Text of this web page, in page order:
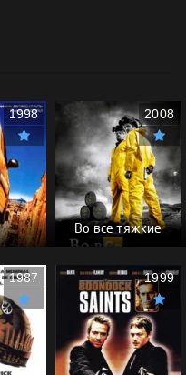
1998
Во все тяжкие
2008
1987 1999